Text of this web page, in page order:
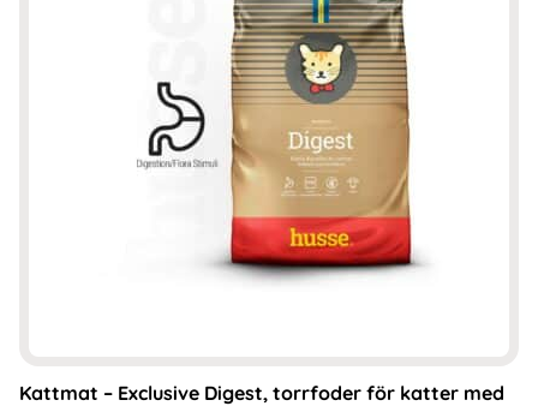
Kattmat – Exclusive Digest, torrfoder för katter med